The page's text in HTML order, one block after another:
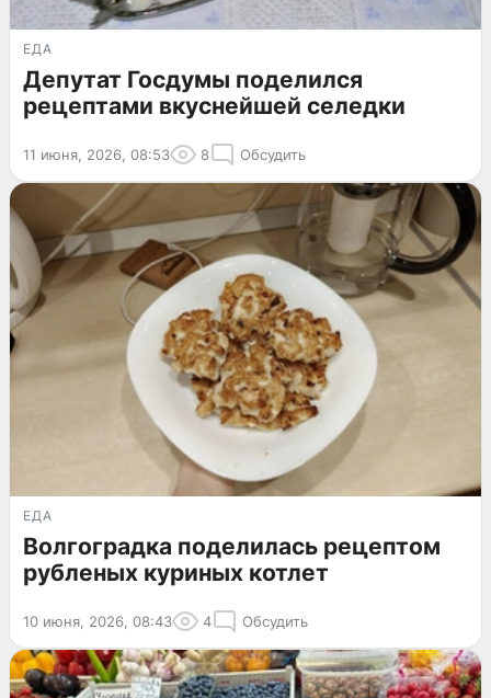
ЕДА
Депутат Госдумы поделился
рецептами вкуснейшей селедки
11 июня, 2026, 08:53 8 Обсудить
ЕДА
Волгоградка поделилась рецептом
рубленых куриных котлет
10 июня, 2026, 08:43 4 Обсудить